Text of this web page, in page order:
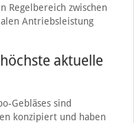
Regelbereich zwischen
Antriebsleistung
aktuelle
Gebläses sind
konzipiert und haben